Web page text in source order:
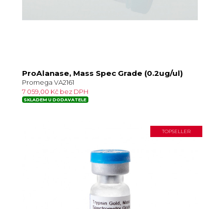
ProAlanase, Mass Spec Grade (0.2ug/ul)
Promega VA2161
7 059,00 Kč bez DPH
SKLADEM U DODAVATELE
TOPSELLER